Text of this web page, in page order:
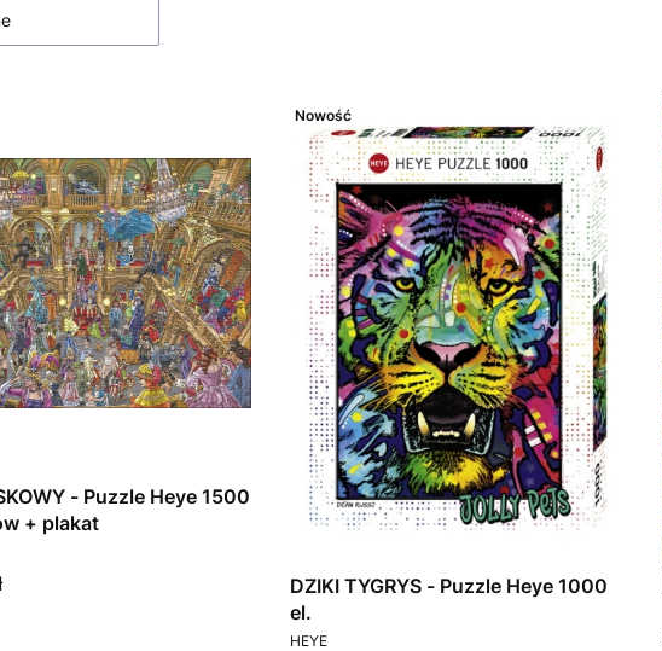
- Puzzle Heye 1500
+ plakat
Nowość
DZIKI TYGRYS - Puzzle Heye 1000
el.
PRODUCENT
HEYE